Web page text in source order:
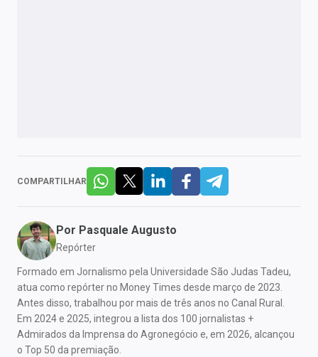
COMPARTILHAR
Por Pasquale Augusto
Repórter
Formado em Jornalismo pela Universidade São Judas Tadeu,
atua como repórter no Money Times desde março de 2023.
Antes disso, trabalhou por mais de três anos no Canal Rural.
Em 2024 e 2025, integrou a lista dos 100 jornalistas +
Admirados da Imprensa do Agronegócio e, em 2026, alcançou
o Top 50 da premiação.